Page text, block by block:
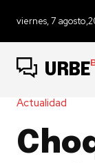
viernes, 7
URBE
Actualidad